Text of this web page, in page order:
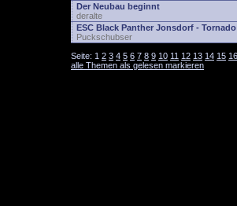
Der Neubau beginnt
deralte
ESC Black Panther Jonsdorf - Tornado
Puckschubser
Seite: 1 2 3 4 5 6 7 8 9 10 11 12 13 14 15 16
alle Themen als gelesen markieren